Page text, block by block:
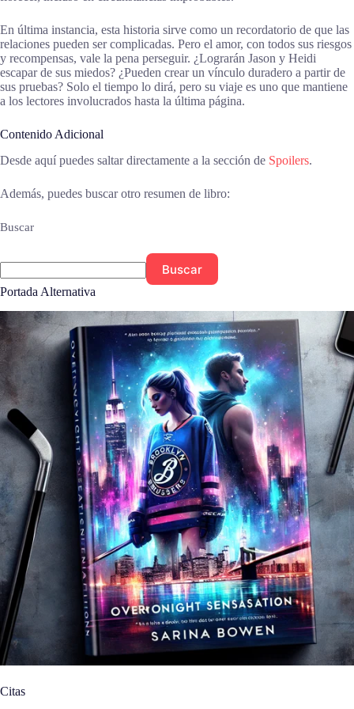
En última instancia, esta historia sirve como un recordatorio de que las
relaciones pueden ser complicadas. Pero el amor, con todos sus riesgos
y recompensas, vale la pena perseguir. ¿Lograrán Jason y Heidi
escapar de sus miedos? ¿Pueden crear un vínculo duradero a partir de
sus pruebas? Solo el tiempo lo dirá, pero su viaje es uno que mantiene
a los lectores involucrados hasta la última página.
Contenido Adicional
Desde aquí puedes saltar directamente a la sección de Spoilers.
Además, puedes buscar otro resumen de libro:
Buscar
Buscar
Portada Alternativa
Citas